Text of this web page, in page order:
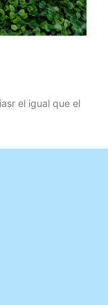
el igual que el